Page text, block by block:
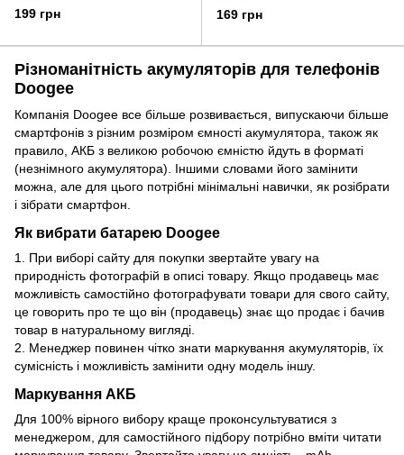
199 грн 169 грн
Різноманітність акумуляторів для телефонів
Doogee
Компанія Doogee все більше розвивається, випускаючи більше
смартфонів з різним розміром ємності акумулятора, також як
правило, АКБ з великою робочою ємністю йдуть в форматі
(незнімного акумулятора). Іншими словами його замінити
можна, але для цього потрібні мінімальні навички, як розібрати
і зібрати смартфон.
Як вибрати батарею Doogee
1. При виборі сайту для покупки звертайте увагу на
природність фотографій в описі товару. Якщо продавець має
можливість самостійно фотографувати товари для свого сайту,
це говорить про те що він (продавець) знає що продає і бачив
товар в натуральному вигляді.
2. Менеджер повинен чітко знати маркування акумуляторів, їх
сумісність і можливість замінити одну модель іншу.
Маркування АКБ
Для 100% вірного вибору краще проконсультуватися з
менеджером, для самостійного підбору потрібно вміти читати